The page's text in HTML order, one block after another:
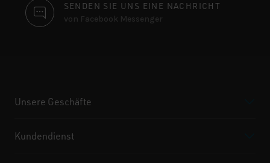
SENDEN SIE UNS EINE NACHRICHT
von Facebook Messenger
Unsere Geschäfte
Kundendienst